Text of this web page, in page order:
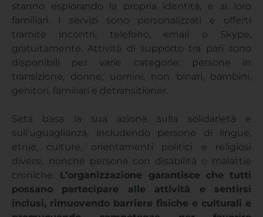
stanno esplorando la propria identità, e ai loro
familiari. I servizi sono personalizzati e offerti
tramite incontri, telefono, email o Skype,
gratuitamente. Attività di supporto tra pari sono
disponibili per varie categorie: persone in
transizione, donne, uomini, non binari, bambini,
genitori, familiari e detransitioner.
Seta basa la sua azione sulla solidarietà e
sull’uguaglianza, includendo persone di lingue,
etnie, culture, orientamenti politici e religiosi
diversi, nonché persone con disabilità o malattie
croniche. L’organizzazione garantisce che tutti
possano partecipare alle attività e sentirsi
inclusi, rimuovendo barriere fisiche e culturali e